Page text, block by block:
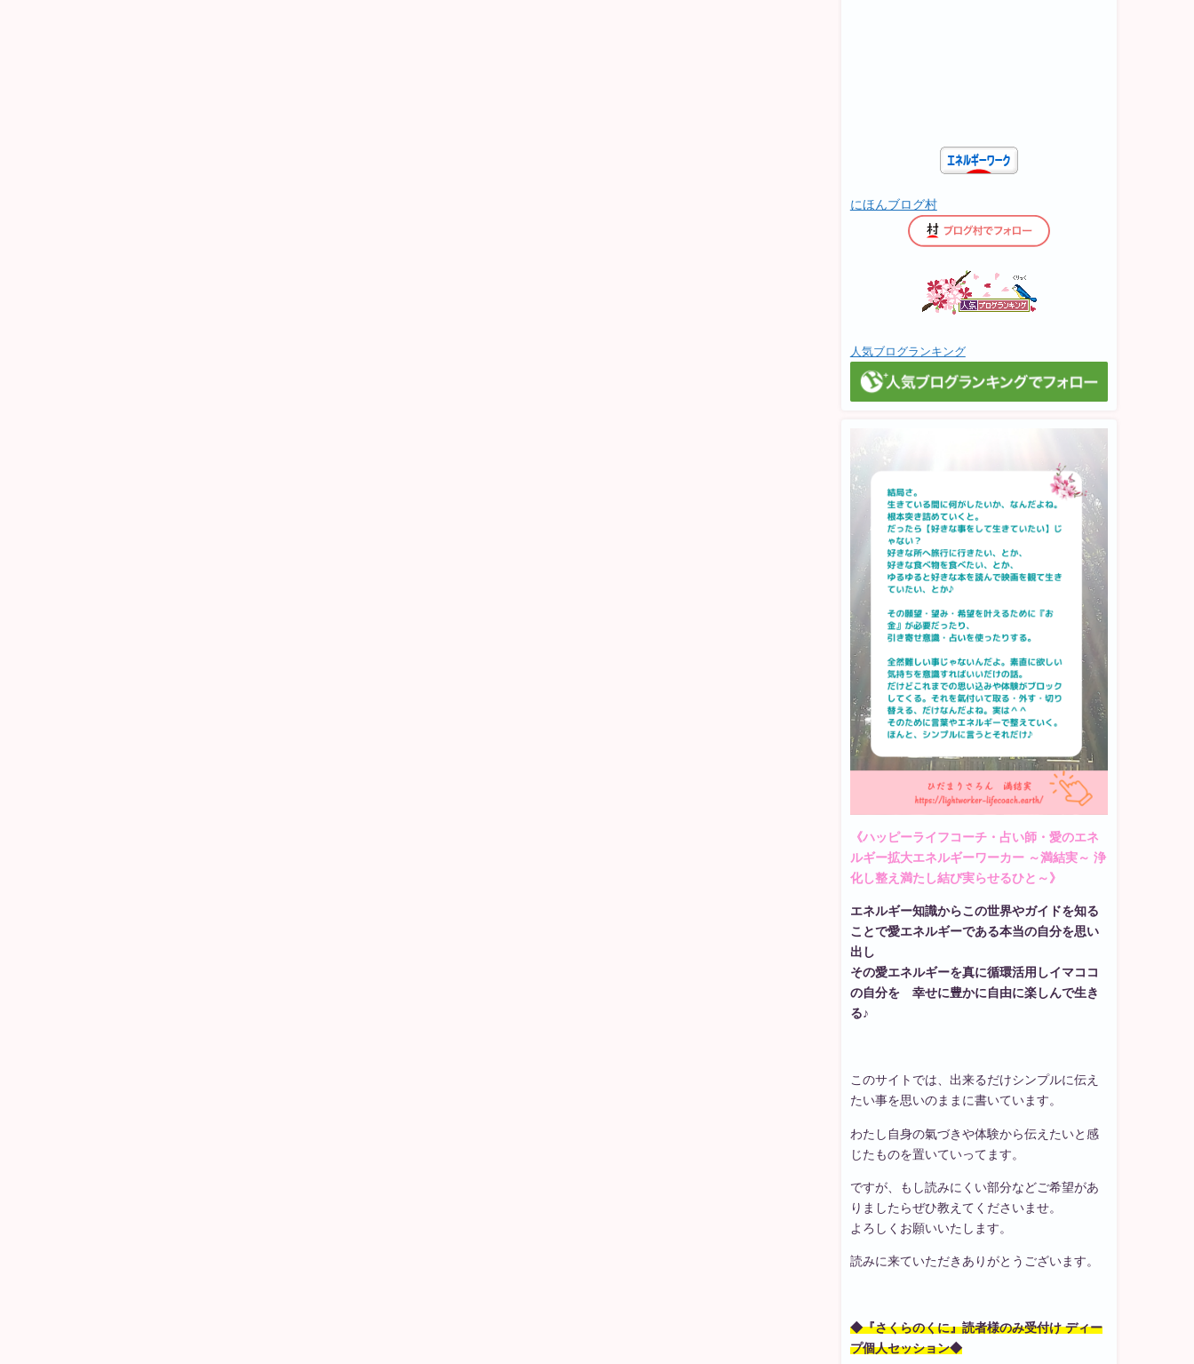
にほんブログ村
人気ブログランキング
《ハッピーライフコーチ・占い師・愛のエネ
ルギー拡大エネルギーワーカー ～満結実～ 浄
化し整え満たし結び実らせるひと～》
エネルギー知識からこの世界やガイドを知る
ことで愛エネルギーである本当の自分を思い
出し
その愛エネルギーを真に循環活用しイマココ
の自分を 幸せに豊かに自由に楽しんで生き
る♪
このサイトでは、出来るだけシンプルに伝え
たい事を思いのままに書いています。
わたし自身の氣づきや体験から伝えたいと感
じたものを置いていってます。
ですが、もし読みにくい部分などご希望があ
りましたらぜひ教えてくださいませ。
よろしくお願いいたします。
読みに来ていただきありがとうございます。
◆『さくらのくに』読者様のみ受付け ディー
プ個人セッション◆